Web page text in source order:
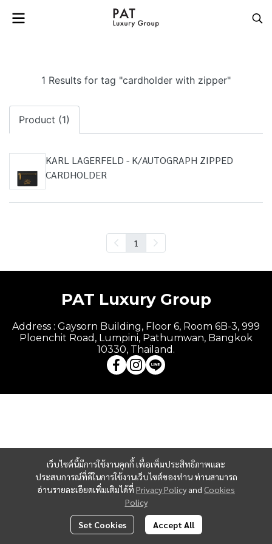
1 Results for tag "cardholder with zipper"
Product (1)
KARL LAGERFELD - K/AUTOGRAPH ZIPPED
CARDHOLDER
1
เว็บไซต์นี้มีการใช้งานคุกกี้ เพื่อเพิ่มประสิทธิภาพและ
ประสบการณ์ที่ดีในการใช้งานเว็บไซต์ของท่าน ท่านสามารถ
อ่านรายละเอียดเพิ่มเติมได้ที่ Privacy Policy and Cookies
Policy
Set Cookies Accept All
PAT Luxury Group
Address : Gaysorn Building, Floor 6, Room 6B-3, 999
Ploenchit Road, Lumpini, Pathumwan, Bangkok
10330, Thailand.